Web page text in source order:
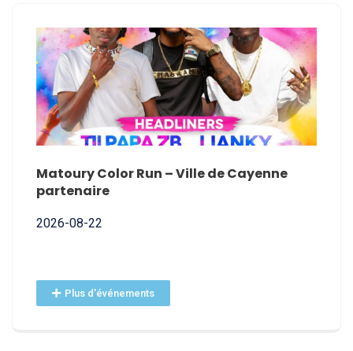
Matoury Color Run – Ville de Cayenne
partenaire
2026-08-22
Plus d'événements